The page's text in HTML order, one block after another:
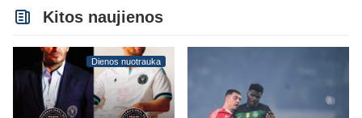
Kitos naujienos
Dienos nuotrauka